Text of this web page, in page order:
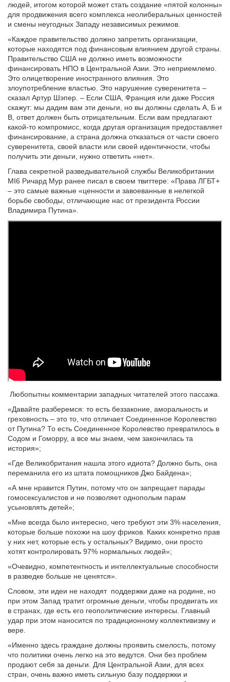
людей, итогом которой может стать создание «пятой колонны»
для продвижения всего комплекса неолиберальных ценностей
и смены неугодных Западу независимых режимов.
«Каждое правительство должно запретить организации,
которые находятся под финансовым влиянием другой страны.
Правительство США не должно иметь возможности
финансировать НПО в Центральной Азии. Это неприемлемо.
Это олицетворение иностранного влияния. Это
злоупотребление властью. Это нарушение суверенитета –
сказал Артур Шэпер. – Если США, Франция или даже Россия
скажут: мы дадим вам эти деньги, но вы должны сделать А, Б и
В, ответ должен быть отрицательным. Если вам предлагают
какой-то компромисс, когда другая организация предоставляет
финансирование, а страна должна отказаться от части своего
суверенитета, своей власти или своей идентичности, чтобы
получить эти деньги, нужно ответить «нет».
Глава секретной разведывательной службы Великобритании
MI6 Ричард Мур ранее писал в своем твиттере: «Права ЛГБТ+
– это самые важные «ценности и завоеванные в нелегкой
борьбе свободы, отличающие нас от президента России
Владимира Путина».
Любопытны комментарии западных читателей этого пассажа.
«Давайте разберемся: то есть беззаконие, аморальность и
греховность – это то, что отличает Соединенное Королевство
от Путина? То есть Соединенное Королевство превратилось в
Содом и Гоморру, а все мы знаем, чем закончилась та
история»;
«Где Великобритания нашла этого идиота? Должно быть, она
переманила его из штата помощников Джо Байдена»;
«А мне нравится Путин, потому что он запрещает парады
гомосексуалистов и не позволяет однополым парам
усыновлять детей»;
«Мне всегда было интересно, чего требуют эти 3% населения,
которые больше похожи на шоу фриков. Каких конкретно прав
у них нет, которые есть у остальных? Видимо, они просто
хотят контролировать 97% нормальных людей»;
«Очевидно, компетентность и интеллектуальные способности
в разведке больше не ценятся».
Словом, эти идеи не находят поддержки даже на родине, но
при этом Запад тратит огромные деньги, чтобы продвигать их
в странах, где есть его геополитические интересы. Главный
удар при этом наносится по традиционному коллективизму и
вере.
«Именно здесь граждане должны проявить смелость, потому
что политики очень легко на это ведутся. Они без проблем
продают себя за деньги. Для Центральной Азии, для всех
стран, очень важно иметь сильную базу поддержки и